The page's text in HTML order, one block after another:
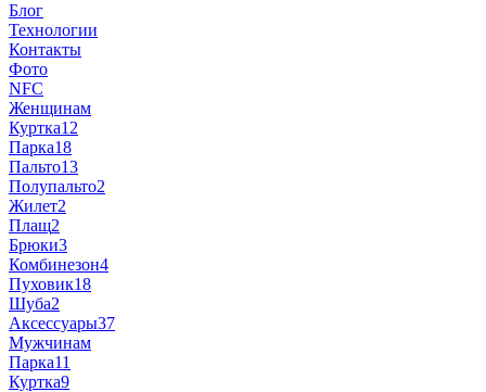
Блог
Технологии
Контакты
Фото
NFC
Женщинам
Куртка12
Парка18
Пальто13
Полупальто2
Жилет2
Плащ2
Брюки3
Комбинезон4
Пуховик18
Шуба2
Аксессуары37
Мужчинам
Парка11
Куртка9